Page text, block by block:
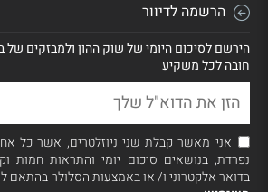
הרשמה לדיוור
הירשם לסיכום היומי של שוק ההון ולמבזקים של
חובה לכל משקיע
אני מאשר קבלת שני ניוזלטרים, אשר כל
נפרדת, בנושאים סיכום יומי והתראות חמות
בדואר אלקטרוני ו/ או באמצעות הסלולר בהתאם